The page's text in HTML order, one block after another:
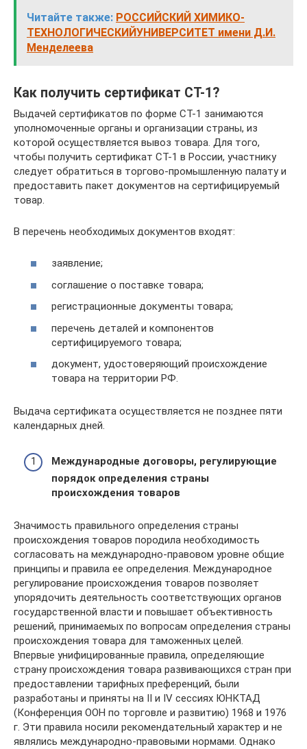
Читайте также: РОССИЙСКИЙ ХИМИКО-
ТЕХНОЛОГИЧЕСКИЙУНИВЕРСИТЕТ имени Д.И.
Менделеева
Как получить сертификат СТ-1?
Выдачей сертификатов по форме СТ-1 занимаются
уполномоченные органы и организации страны, из
которой осуществляется вывоз товара. Для того,
чтобы получить сертификат СТ-1 в России, участнику
следует обратиться в торгово-промышленную палату и
предоставить пакет документов на сертифицируемый
товар.
В перечень необходимых документов входят:
заявление;
соглашение о поставке товара;
регистрационные документы товара;
перечень деталей и компонентов
сертифицируемого товара;
документ, удостоверяющий происхождение
товара на территории РФ.
Выдача сертификата осуществляется не позднее пяти
календарных дней.
Международные договоры, регулирующие
порядок определения страны
происхождения товаров
Значимость правильного определения страны
происхождения товаров породила необходимость
согласовать на международно-правовом уровне общие
принципы и правила ее определения. Международное
регулирование происхождения товаров позволяет
упорядочить деятельность соответствующих органов
государственной власти и повышает объективность
решений, принимаемых по вопросам определения страны
происхождения товара для таможенных целей.
Впервые унифицированные правила, определяющие
страну происхождения товара развивающихся стран при
предоставлении тарифных преференций, были
разработаны и приняты на II и IV сессиях ЮНКТАД
(Конференция ООН по торговле и развитию) 1968 и 1976
г. Эти правила носили рекомендательный характер и не
являлись международно-правовыми нормами. Однако